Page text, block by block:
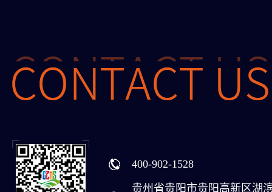
400-902-1528
贵州省贵阳市贵阳高新区湖